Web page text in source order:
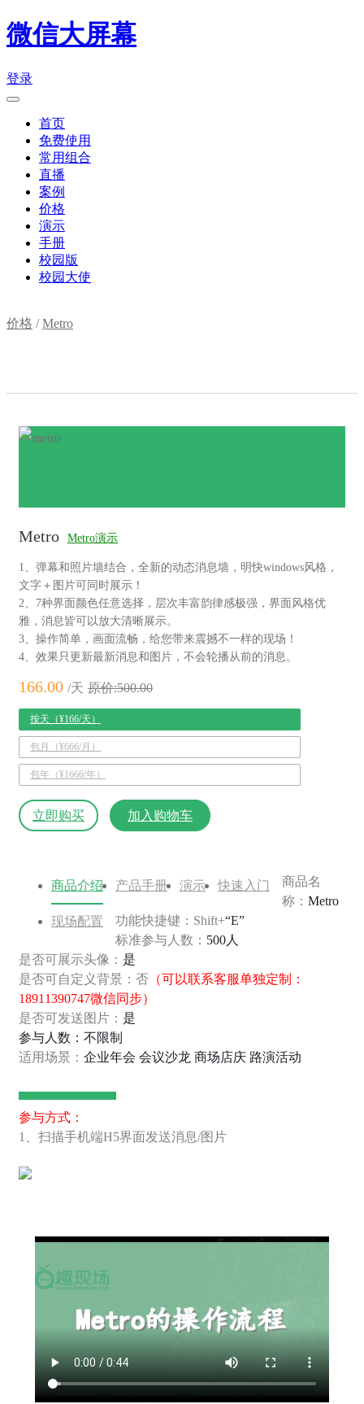
微信大屏幕
登录
首页
免费使用
常用组合
直播
案例
价格
演示
手册
校园版
校园大使
价格 /Metro
Metro Metro演示
1、弹幕和照片墙结合，全新的动态消息墙，明快windows风格，
文字＋图片可同时展示！
2、7种界面颜色任意选择，层次丰富韵律感极强，界面风格优
雅，消息皆可以放大清晰展示。
3、操作简单，画面流畅，给您带来震撼不一样的现场！
4、效果只更新最新消息和图片，不会轮播从前的消息。
166.00 /天 原价:500.00
按天（¥166/天）
包月（¥666/月）
包年（¥1666/年）
立即购买 加入购物车
商品介绍 产品手册 演示 快速入门
现场配置
商品名
称： Metro
功能快捷键：Shift+“E”
标准参与人数： 500人
是否可展示头像： 是
是否可自定义背景：否 （可以联系客服单独定制：
18911390747微信同步）
是否可发送图片： 是
参与人数：不限制
适用场景： 企业年会 会议沙龙 商场店庆 路演活动
参与方式：
1、扫描手机端H5界面发送消息/图片